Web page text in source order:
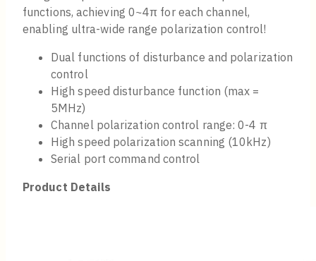
functions, achieving 0~4π for each channel,
enabling ultra-wide range polarization control!
Dual functions of disturbance and polarization
control
High speed disturbance function (max =
5MHz)
Channel polarization control range: 0-4 π
High speed polarization scanning (10kHz)
Serial port command control
Product Details